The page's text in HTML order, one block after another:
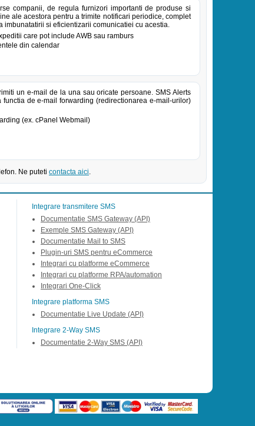
companii, de regula furnizori importanti de produse si
ale acestora pentru a trimite notificari periodice, complet
imbunatatirii si eficientizarii comunicatiei cu acestia.
care pot include AWB sau ramburs
din calendar
un e-mail de la una sau oricate persoane. SMS Alerts
de e-mail forwarding (redirectionarea e-mail-urilor)
(ex. cPanel Webmail)
Ne puteti contacta aici.
Integrare transmitere SMS
Documentatie SMS Gateway (API)
Exemple SMS Gateway (API)
Documentatie Mail to SMS
Plugin-uri SMS pentru eCommerce
Integrari cu platforme eCommerce
Integrari cu platforme RPA/automation
Integrari One-Click
Integrare platforma SMS
Documentatie Live Update (API)
Integrare 2-Way SMS
Documentatie 2-Way SMS (API)